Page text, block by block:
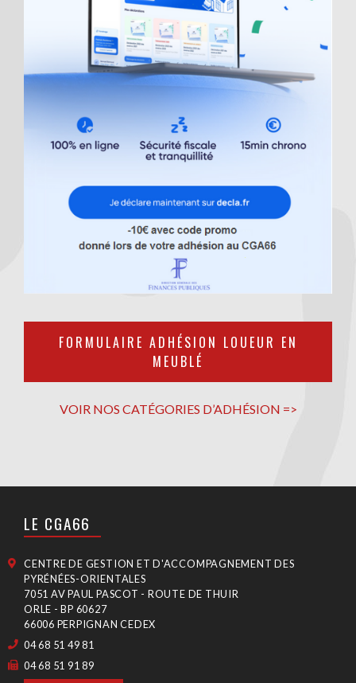
FORMULAIRE ADHÉSION LOUEUR EN
MEUBLÉ
VOIR NOS CATÉGORIES D’ADHÉSION =>
LE CGA66
CENTRE DE GESTION ET D'ACCOMPAGNEMENT DES
PYRÉNÉES-ORIENTALES
7051 AV PAUL PASCOT - ROUTE DE THUIR
ORLE - BP 60627
66006 PERPIGNAN CEDEX
04 68 51 49 81
04 68 51 91 89